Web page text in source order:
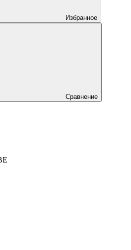
Избранное
Сравнение